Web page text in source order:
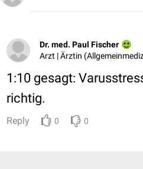
Dr. med. Paul Fischer
Arzt | Ärztin
1:10 gesagt:
richtig.
Reply 0 0